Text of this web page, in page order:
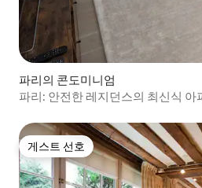
파리의 콘도미니엄
파리: 안전한 레지던스의 최신식 아
게스트 선호
게스트 선호